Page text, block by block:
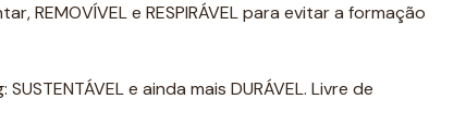
REMOVÍVEL e RESPIRÁVEL para evitar a formação
e ainda mais DURÁVEL. Livre de